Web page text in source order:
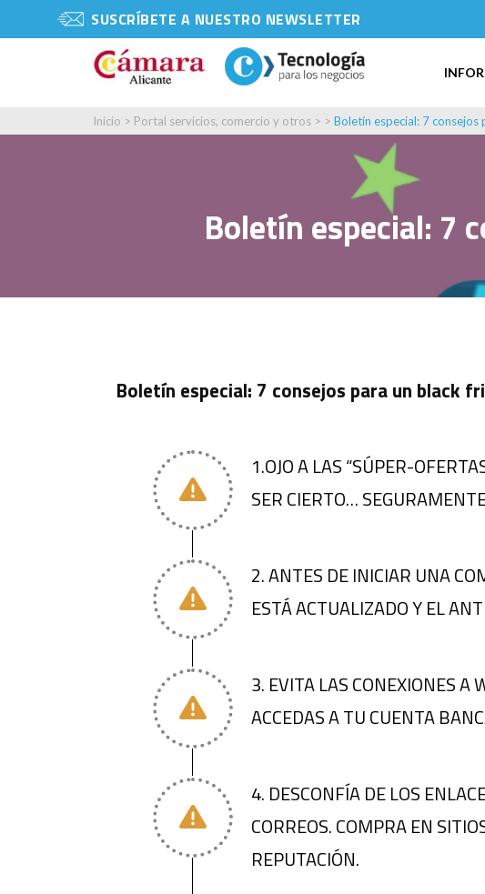
SUSCRÍBETE A NUESTRO NEWSLETTER
Inicio > Portal servicios, comercio y otros > > Boletín especial: 7 consejos
Boletín especial: 7
Boletín especial: 7 consejos para un black
1.OJO A LAS “SÚPER-
SER CIERTO…
2. ANTES DE INICIAR UNA
ESTÁ ACTUALIZADO Y EL
3. EVITA LAS CONEXIONES A
ACCEDAS A TU CUENTA
4. DESCONFÍA DE LOS
CORREOS. COMPRA EN
REPUTACIÓN.